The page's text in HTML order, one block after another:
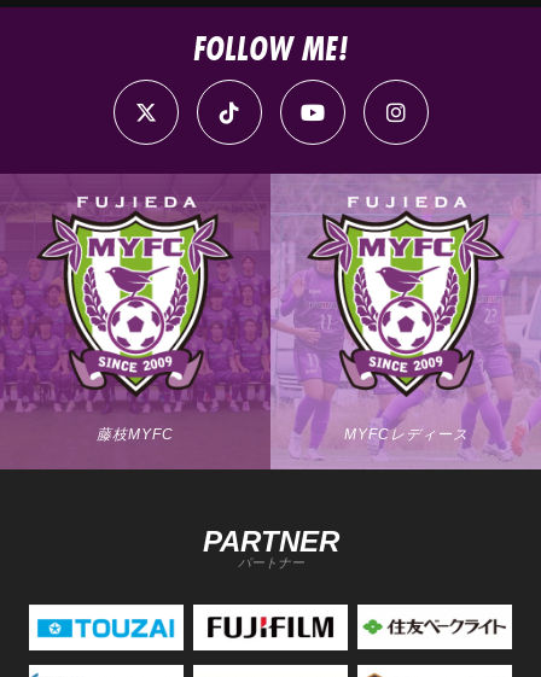
FOLLOW ME!
藤枝MYFC MYFCレディース
PARTNER
パートナー